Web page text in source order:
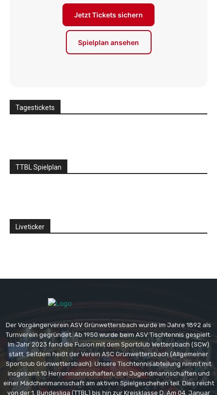
Jetzt Tickets sichern
Spielplan ansehen
Tagestickets
TTBL Spielplan
Liveticker
Der Vorgängerverein ASV Grünwettersbach wurde im Jahre 1892 als
Turnverein gegründet. Ab 1950 wurde beim ASV Tischtennis gespielt.
Im Jahr 2023 fand die Fusion mit dem Sportclub Wettersbach (SCW)
statt. Seitdem heißt der Verein ASC Grünwettersbach (Allgemeiner
Sportclub Grünwettersbach). Unsere Tischtennisabteilung nimmt mit
insgesamt 10 Herrenmannschaften, drei Jugendmannschaften und
einer Mädchenmannschaft am aktiven Spielgeschehen teil. Dies reicht
von der 1. Bundesliga (TTBL) bis hin zur Kreisklasse D. Am 04. Januar